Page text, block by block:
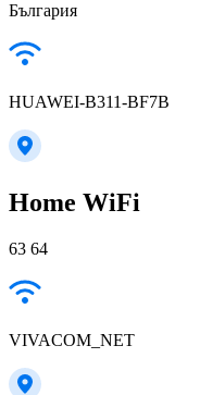
България
HUAWEI-B311-BF7B
Home WiFi
63 64
VIVACOM_NET